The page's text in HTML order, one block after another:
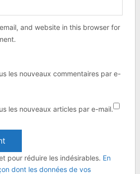
and website in this browser for
les nouveaux commentaires par e-
les nouveaux articles par e-mail.
pour réduire les indésirables. En
dont les données de vos